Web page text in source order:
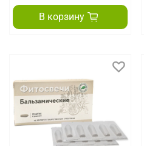
В корзину